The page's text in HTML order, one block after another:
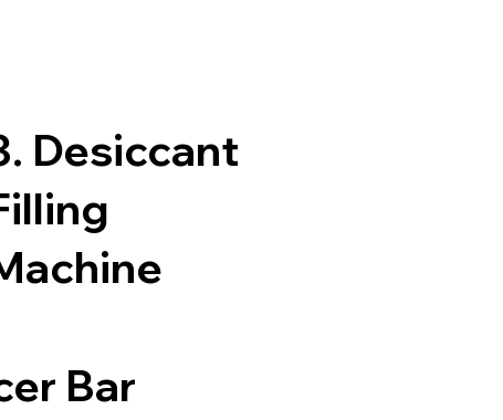
Desiccant
Bar